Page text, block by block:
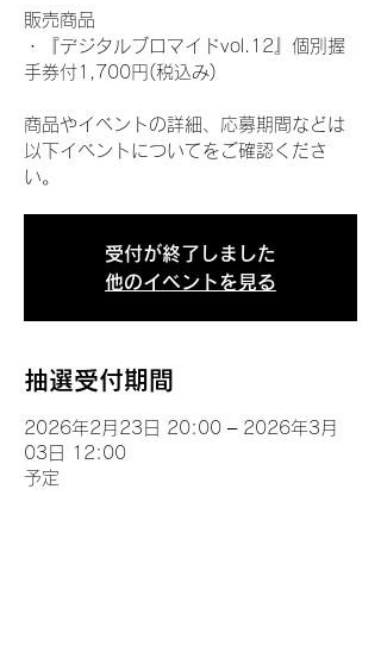
販売商品
・『デジタルブロマイドvol.12』個別握
手券付1,700円(税込み)
商品やイベントの詳細、応募期間などは
以下イベントについてをご確認くださ
い。
受付が終了しました
他のイベントを見る
抽選受付期間
2026年2月23日 20:00 – 2026年3月
03日 12:00
予定